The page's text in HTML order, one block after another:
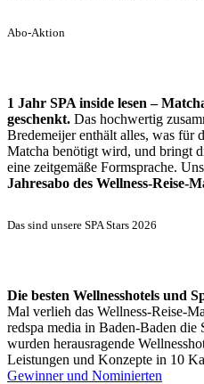
Abo-Aktion
1 Jahr SPA inside lesen –
geschenkt. Das hochwertig
Bredemeijer enthält alles, was für
Matcha benötigt wird, und bringt
eine zeitgemäße Formsprache.
Jahresabo des Wellness-Reise-
Das sind unsere SPA Stars 2026
Die besten Wellnesshotels und
Mal verlieh das Wellness-Reise-
redspa media in Baden-Baden die
wurden herausragende
Leistungen und Konzepte in 10
Gewinner und Nominierten